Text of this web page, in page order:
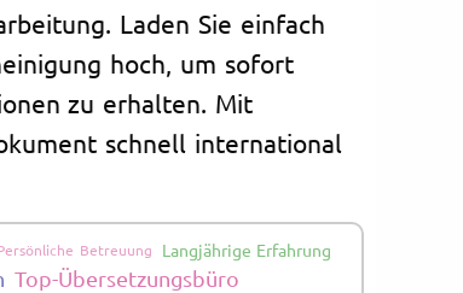
Laden Sie einfach
hoch, um sofort
zu erhalten. Mit
schnell international
Betreuung Langjährige Erfahrung
Top-Übersetzungsbüro